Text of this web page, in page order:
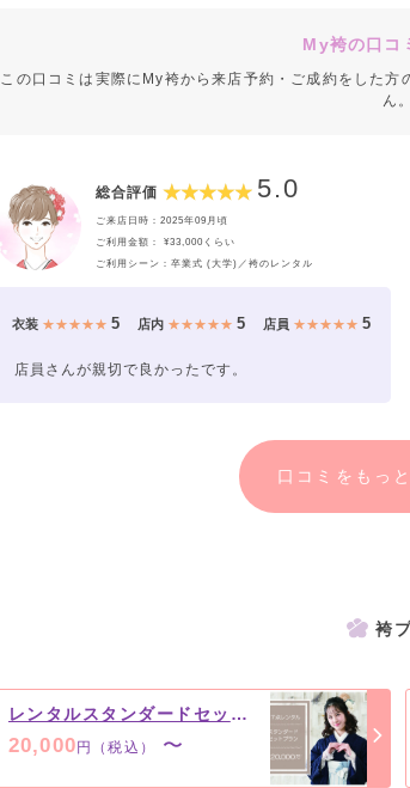
My袴の口コ
この口コミは実際にMy袴から来店予約・ご成約をした
ん。
総合評価 5.0
ご来店日時：2025年09月頃
ご利用金額： ¥33,000くらい
ご利用シーン：卒業式 (大学)／袴のレンタル
衣装 ★★★★★5 店内 ★★★★★ 5 店員 ★★★★★ 5
店員さんが親切で良かったです。
口コミをもっ
袴
レンタルスタンダードセットプラン ￥20,000（税込）～
20,000 円（税込） 〜